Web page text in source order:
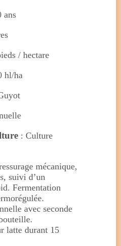
ans
/ hectare
hl/ha
: Culture
mécanique,
suivi d’un
Fermentation
avec seconde
latte durant 15